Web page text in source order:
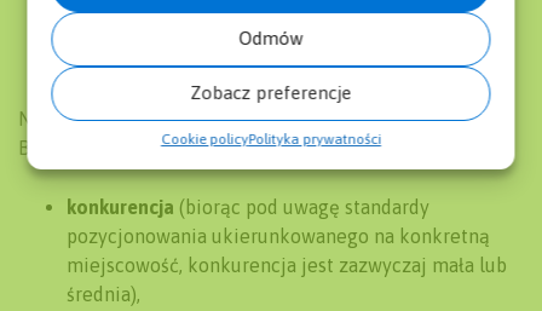
Odmów
Zobacz preferencje
Cookie policyPolityka prywatności
optymalizacja treści na stronie,
analizowanie i raportowanie.
Na koszty pozycjonowania ukierunkowanego w obrębie
Bydgoszczy składają się elementy tj.:
konkurencja (biorąc pod uwagę standardy
pozycjonowania ukierunkowanego na konkretną
miejscowość, konkurencja jest zazwyczaj mała lub
średnia),